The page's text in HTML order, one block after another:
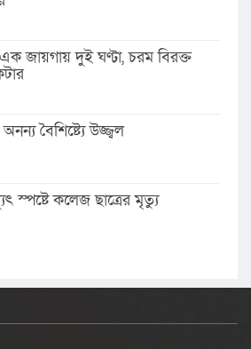
জায়গায় দুই ঘণ্টা, চরম বিরক্ত
বৈশিষ্ট্যে উজ্জ্বল
স্পষ্টে কলেজ ছাত্রের মৃত্যু